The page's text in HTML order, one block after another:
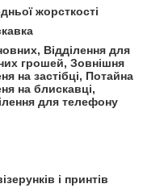
жорсткості
Відділення для
грошей, Зовнішня
на застібці, Потайна
на блискавці,
для телефону
і принтів